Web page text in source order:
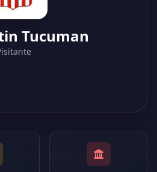
Tucuman